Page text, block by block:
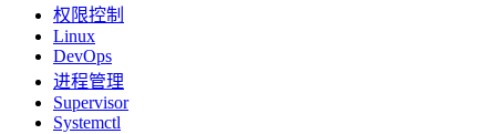
权限控制
Linux
DevOps
进程管理
Supervisor
Systemctl